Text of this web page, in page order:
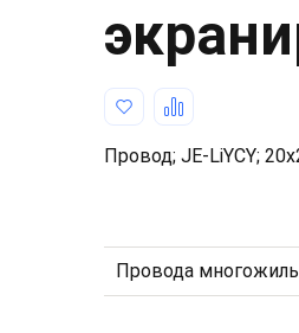
Провод; JE-LiYCY;
Провода